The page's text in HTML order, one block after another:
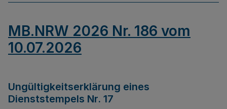
MB.NRW 2026 Nr. 186 vom
10.07.2026
Ungültigkeitserklärung eines
Dienststempels Nr. 17